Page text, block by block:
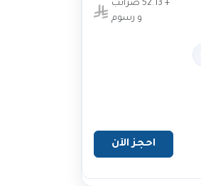
+ 52.13 ضرائب
و رسوم
احجز الآن